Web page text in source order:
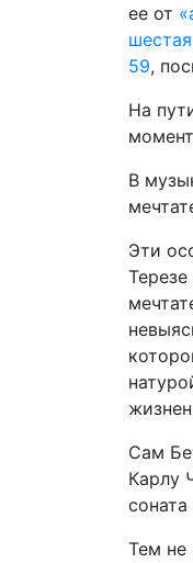
ее от
шестая
59,
На
В
Эти
Сам
Карлу
соната
Тем не